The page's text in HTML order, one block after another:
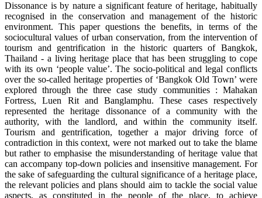
Dissonance is by nature a significant feature of heritage, habitually
recognised in the conservation and management of the historic
environment. This paper questions the benefits, in terms of the
sociocultural values of urban conservation, from the intervention of
tourism and gentrification in the historic quarters of Bangkok,
Thailand - a living heritage place that has been struggling to cope
with its own ‘people value’. The socio-political and legal conflicts
over the so-called heritage properties of ‘Bangkok Old Town’ were
explored through the three case study communities : Mahakan
Fortress, Luen Rit and Banglamphu. These cases respectively
represented the heritage dissonance of a community with the
authority, with the landlord, and within the community itself.
Tourism and gentrification, together a major driving force of
contradiction in this context, were not marked out to take the blame
but rather to emphasise the misunderstanding of heritage value that
can accompany top-down policies and insensitive management. For
the sake of safeguarding the cultural significance of a heritage place,
the relevant policies and plans should aim to tackle the social value
aspects, as constituted in the people of the place, to achieve